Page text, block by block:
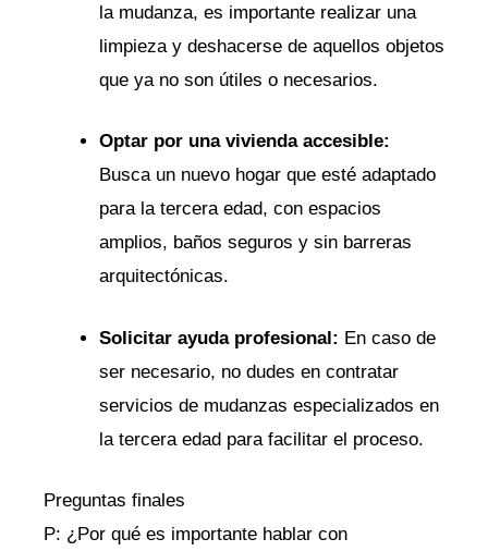
la ⁤mudanza, ‍es‍ importante realizar una
limpieza y deshacerse de aquellos objetos
que ya no ​son⁤ útiles o necesarios.
Optar por una vivienda⁤ accesible:
Busca un⁢ nuevo ‍hogar que esté adaptado
para ‍la ⁢tercera edad, con ⁢espacios
amplios, baños seguros y sin barreras
⁣arquitectónicas.
Solicitar ayuda profesional: En caso de
ser necesario,‌ no⁣ dudes en contratar
servicios⁢ de mudanzas ‌especializados en
la tercera edad ​para facilitar el proceso.
Preguntas‍ finales
P: ¿Por ‌qué es ⁢importante⁣ hablar con